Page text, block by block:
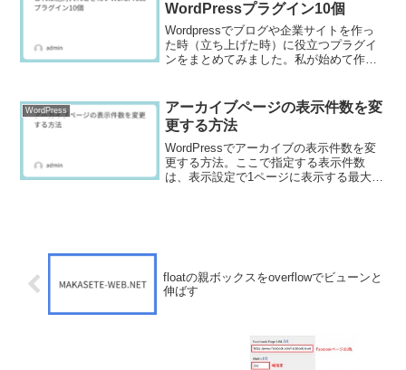
WordPressプラグイン10個
Wordpressでブログや企業サイトを作っ
た時（立ち上げた時）に役立つプラグイ
ンをまとめてみました。私が始めて作っ
WordPress
アーカイブページの表示件数を変
更する方法
WordPressでアーカイブの表示件数を変
更する方法。ここで指定する表示件数
は、表示設定で1ページに表示する最大投
floatの親ボックスをoverflowでビューンと
伸ばす